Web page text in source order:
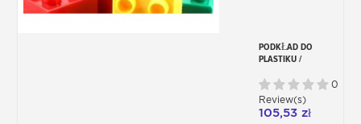
PODKŁAD DO
PLASTIKU /
PRZYCZEPNOŚCI,
JEDNOSKŁADNIKOWY
P230
0
Review(s)
105,53 zł